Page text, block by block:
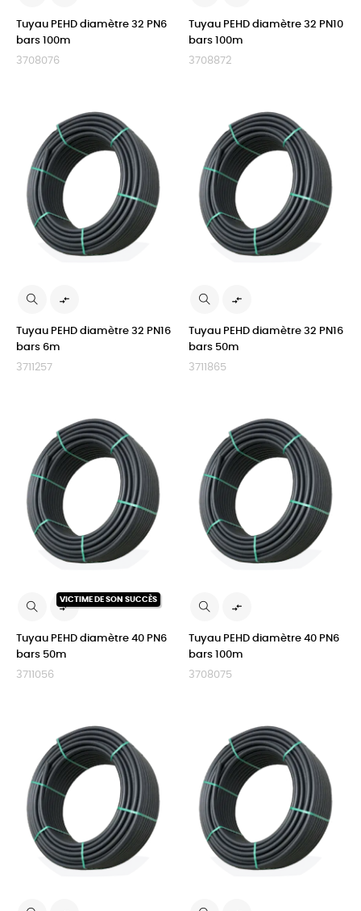
Tuyau PEHD diamètre 32 PN6
bars 100m
3708076
Tuyau PEHD diamètre 32 PN10
bars 100m
3708872

Tuyau PEHD diamètre 32 PN16
bars 6m
3711257

Tuyau PEHD diamètre 32 PN16
bars 50m
3711865
VICTIME DE SON SUCCÈS

Tuyau PEHD diamètre 40 PN6
bars 50m
3711056

Tuyau PEHD diamètre 40 PN6
bars 100m
3708075